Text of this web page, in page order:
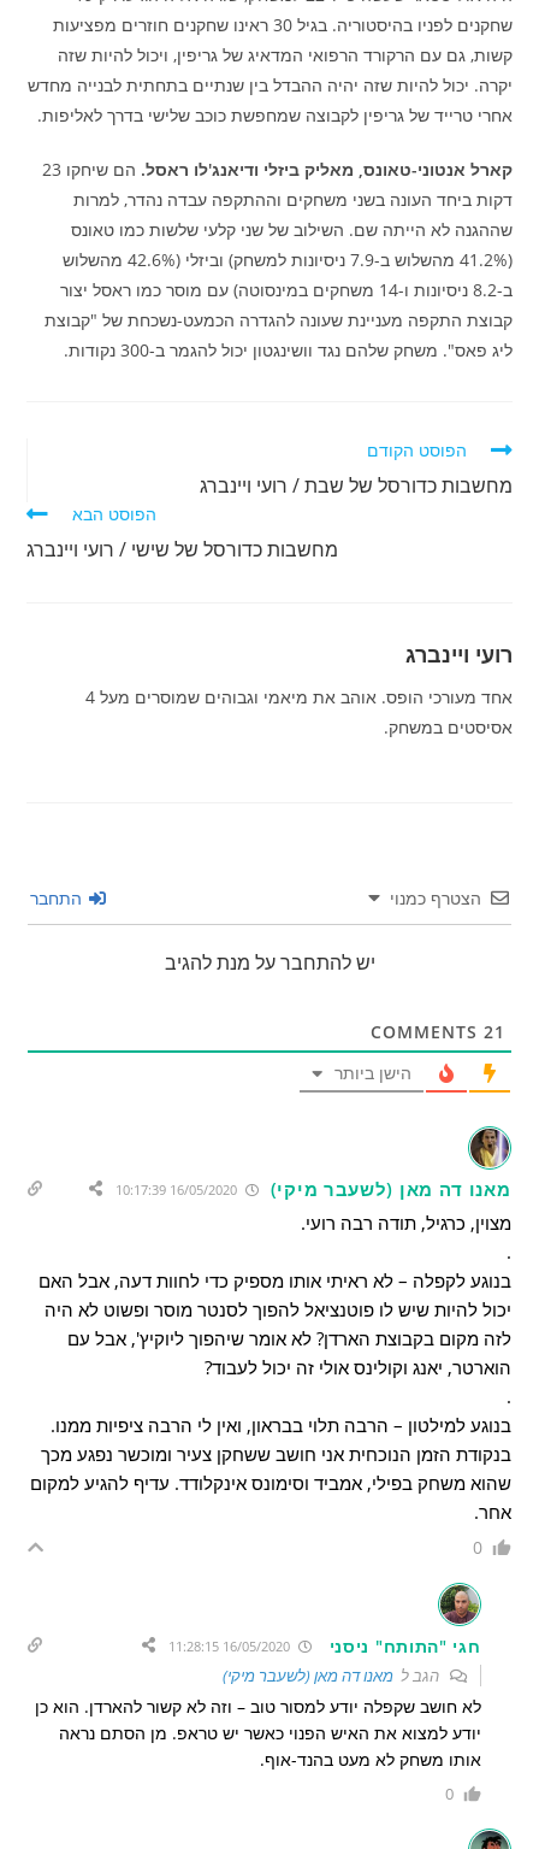
שחקנים לפניו בהיסטוריה. בגיל 30 ראינו שחקנים חוזרים מפציעות
קשות, גם עם הרקורד הרפואי המדאיג של גריפין, ויכול להיות שזה
יקרה. יכול להיות שזה יהיה ההבדל בין שנתיים בתחתית לבנייה מחדש
אחרי טרייד של גריפין לקבוצה שמחפשת כוכב שלישי בדרך לאליפות.
קארל אנטוני-טאונס, מאליק ביזלי ודיאנג'לו ראסל.
הם שיחקו 23
דקות ביחד העונה בשני משחקים וההתקפה עבדה נהדר, למרות
שההגנה לא הייתה שם. השילוב של שני קלעי שלשות כמו טאונס
(41.2% מהשלוש ב-7.9 ניסיונות למשחק) וביזלי (42.6% מהשלוש
ב-8.2 ניסיונות ו-14 משחקים במינסוטה) עם מוסר כמו ראסל יצור
קבוצת התקפה מעניינת שעונה להגדרה הכמעט-נשכחת של "קבוצת
ליג פאס". משחק שלהם נגד וושינגטון יכול להגמר ב-300 נקודות.
לקרוא
נוספים
הפוסט הקודם
מחשבות כדורסל של שבת / רועי ויינברג
הפוסט הבא
מחשבות כדורסל של שישי / רועי ויינברג
רועי ויינברג
אחד מעורכי הופס. אוהב את מיאמי וגבוהים שמוסרים מעל 4
אסיסטים במשחק.
הצטרף כמנוי התחבר
יש להתחבר על מנת להגיב
21
הישן ביותר
מאנו דה מאן (לשעבר מיקי) 16/05/2020 10:17:39
מצוין, כרגיל, תודה רבה רועי.
.
בנוגע לקפלה – לא ראיתי אותו מספיק כדי לחוות דעה, אבל האם
יכול להיות שיש לו פוטנציאל להפוך לסנטר מוסר ופשוט לא היה
לזה מקום בקבוצת הארדן? לא אומר שיהפוך ליוקיץ', אבל עם
הוארטר, יאנג וקולינס אולי זה יכול לעבוד?
.
בנוגע למילטון – הרבה תלוי בבראון, ואין לי הרבה ציפיות ממנו.
בנקודת הזמן הנוכחית אני חושב ששחקן צעיר ומוכשר נפגע מכך
שהוא משחק בפילי, אמביד וסימונס אינקלודד. עדיף להגיע למקום
אחר.
0
חגי "התותח" ניסני 16/05/2020 11:28:15
הגב למאנו דה מאן (לשעבר מיקי)
לא חושב שקפלה יודע למסור טוב – וזה לא קשור להארדן. הוא כן
יודע למצוא את האיש הפנוי כאשר יש טראפ. מן הסתם נראה
אותו משחק לא מעט בהנד-אוף.
0